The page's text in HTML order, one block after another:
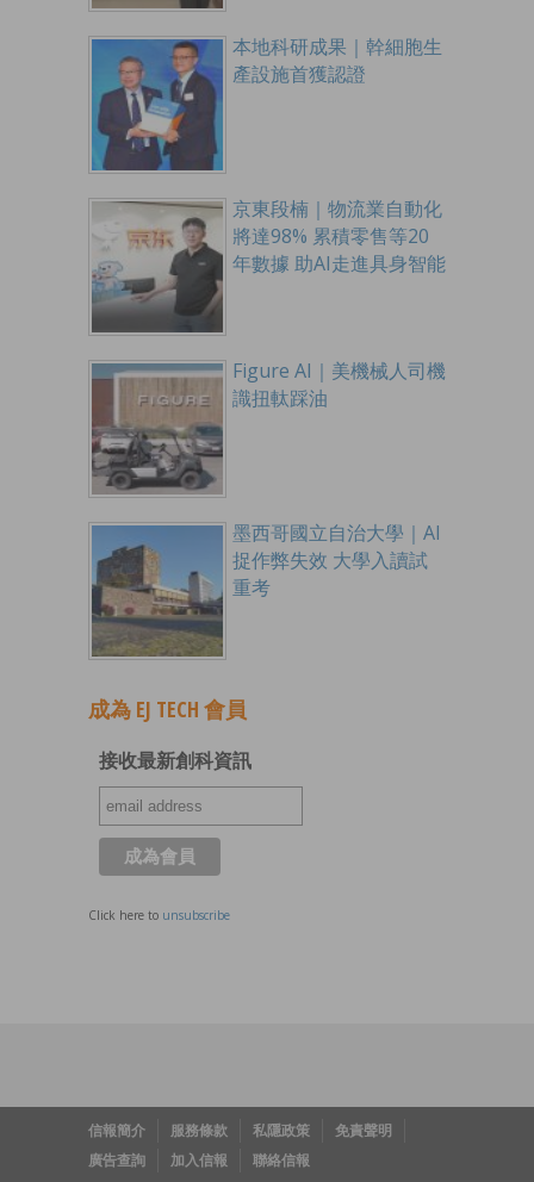
本地科研成果｜幹細胞生
產設施首獲認證
京東段楠｜物流業自動化
將達98% 累積零售等20
年數據 助AI走進具身智能
Figure AI｜美機械人司機
識扭軚踩油
墨西哥國立自治大學｜AI
捉作弊失效 大學入讀試
重考
成為 EJ TECH 會員
接收最新創科資訊
Click here to unsubscribe
信報簡介 服務條款 私隱政策
免責聲明
廣告查詢
加入信報 聯絡信報